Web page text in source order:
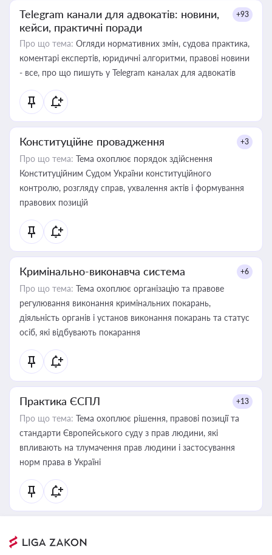
Telegram канали для адвокатів: новини,
кейси, практичні поради
+93
Про що тема: Огляди нормативних змін, судова практика,
коментарі експертів, юридичні алгоритми, правові новини
- все, про що пишуть у Telegram каналах для адвокатів
Конституційне провадження +3
Про що тема: Тема охоплює порядок здійснення
Конституційним Судом України конституційного
контролю, розгляду справ, ухвалення актів і формування
правових позицій
Кримінально-виконавча система +6
Про що тема: Тема охоплює організацію та правове
регулювання виконання кримінальних покарань,
діяльність органів і установ виконання покарань та статус
осіб, які відбувають покарання
Практика ЄСПЛ +13
Про що тема: Тема охоплює рішення, правові позиції та
стандарти Європейського суду з прав людини, які
впливають на тлумачення прав людини і застосування
норм права в Україні